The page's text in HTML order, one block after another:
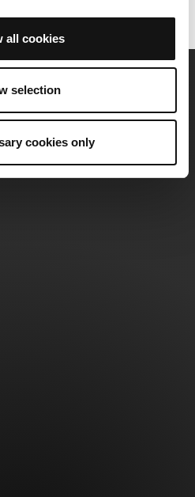
all cookies
selection
cookies only